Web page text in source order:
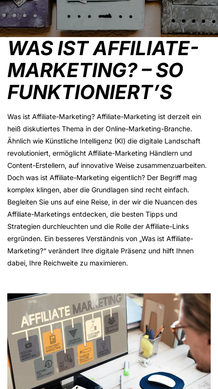
WAS IST AFFILIATE-
MARKETING? – SO
FUNKTIONIERT’S
Was ist Affiliate-Marketing? Affiliate-Marketing ist derzeit ein
heiß diskutiertes Thema in der Online-Marketing-Branche.
Ähnlich wie Künstliche Intelligenz (KI) die digitale Landschaft
revolutioniert, ermöglicht Affiliate-Marketing Händlern und
Content-Erstellern, auf innovative Weise zusammenzuarbeiten.
Doch was ist Affiliate-Marketing eigentlich? Der Begriff mag
komplex klingen, aber die Grundlagen sind recht einfach.
Begleiten Sie uns auf eine Reise, in der wir die Nuancen des
Affiliate-Marketings entdecken, die besten Tipps und
Strategien durchleuchten und die Rolle der Affiliate-Links
ergründen. Ein besseres Verständnis von „Was ist Affiliate-
Marketing?“ verändert Ihre digitale Präsenz und hilft Ihnen
dabei, Ihre Reichweite zu maximieren.